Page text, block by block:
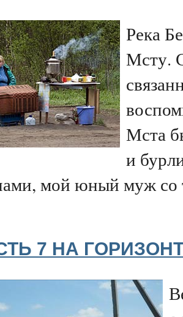
Река
Мсту.
Мста
и
мой юный муж со
7 НА